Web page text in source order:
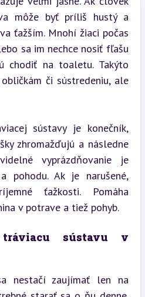
môže byť príliš hustý a
ťažším. Mnohí žiaci počas
sa im nechce nosiť fľašu
chodiť na toaletu. Takýto
či sústredeniu, ale
sústavy je konečník,
zhromažďujú a následne
vyprázdňovanie je
pohodu. Ak je narušené,
ťažkosti. Pomáha
v potrave a tiež pohyb.
sústavu v
nestačí zaujímať len na